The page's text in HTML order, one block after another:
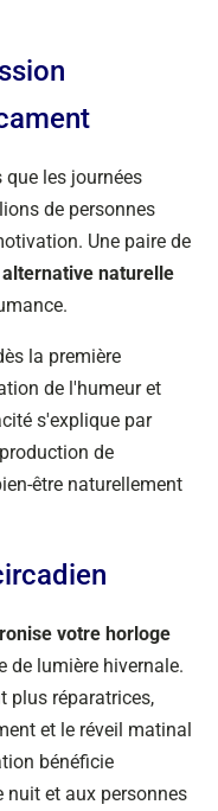
les journées
de personnes
Une paire de
naturelle
la première
de l'humeur et
s'explique par
de
être naturellement
votre horloge
de lumière hivernale.
plus réparatrices,
et le réveil matinal
bénéficie
nuit et aux personnes